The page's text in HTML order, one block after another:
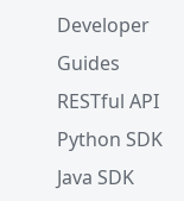
Developer
Guides
RESTful API
Python SDK
Java SDK